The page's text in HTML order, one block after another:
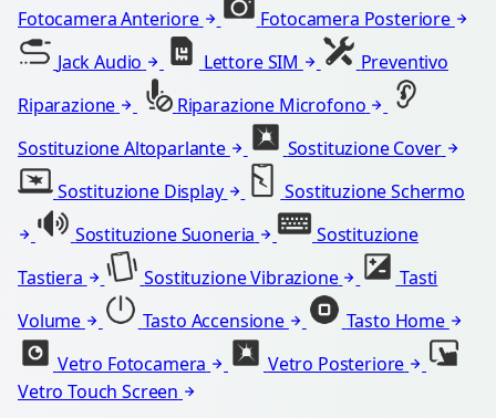
Fotocamera Anteriore
Fotocamera Posteriore
Jack Audio
Lettore SIM
Preventivo
Riparazione
Riparazione Microfono
Sostituzione Altoparlante
Sostituzione Cover
Sostituzione Display
Sostituzione Schermo
Sostituzione Suoneria
Sostituzione
Tastiera
Sostituzione Vibrazione
Tasti
Volume
Tasto Accensione
Tasto Home
Vetro Fotocamera
Vetro Posteriore
Vetro Touch Screen